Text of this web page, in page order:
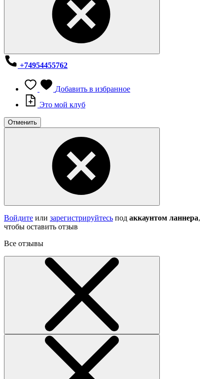
+74954455762
Добавить в избранное
Это мой клуб
Отменить
Войдите или зарегистрируйтесь под аккаунтом ланнера,
чтобы оставить отзыв
Все отзывы